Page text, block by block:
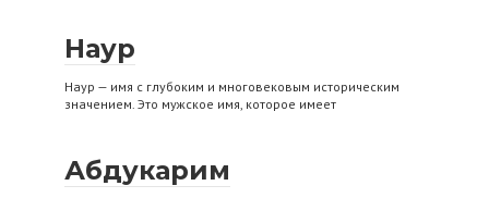
Наур
Наур — имя с глубоким и многовековым историческим
значением. Это мужское имя, которое имеет
Абдукарим